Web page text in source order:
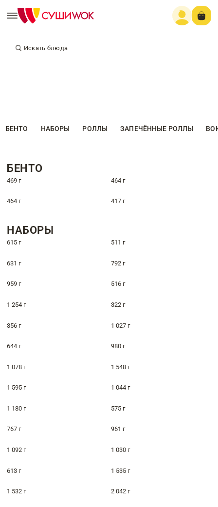
Искать блюда
БЕНТО НАБОРЫ РОЛЛЫ ЗАПЕЧЁННЫЕ РОЛЛЫ
БЕНТО
469 г 464 г
464 г 417 г
НАБОРЫ
615 г 511 г
631 г 792 г
959 г 516 г
1 254 г 322 г
356 г 1 027 г
644 г 980 г
1 078 г 1 548 г
1 595 г 1 044 г
1 180 г 575 г
767 г 961 г
1 092 г 1 030 г
613 г 1 535 г
1 532 г 2 042 г